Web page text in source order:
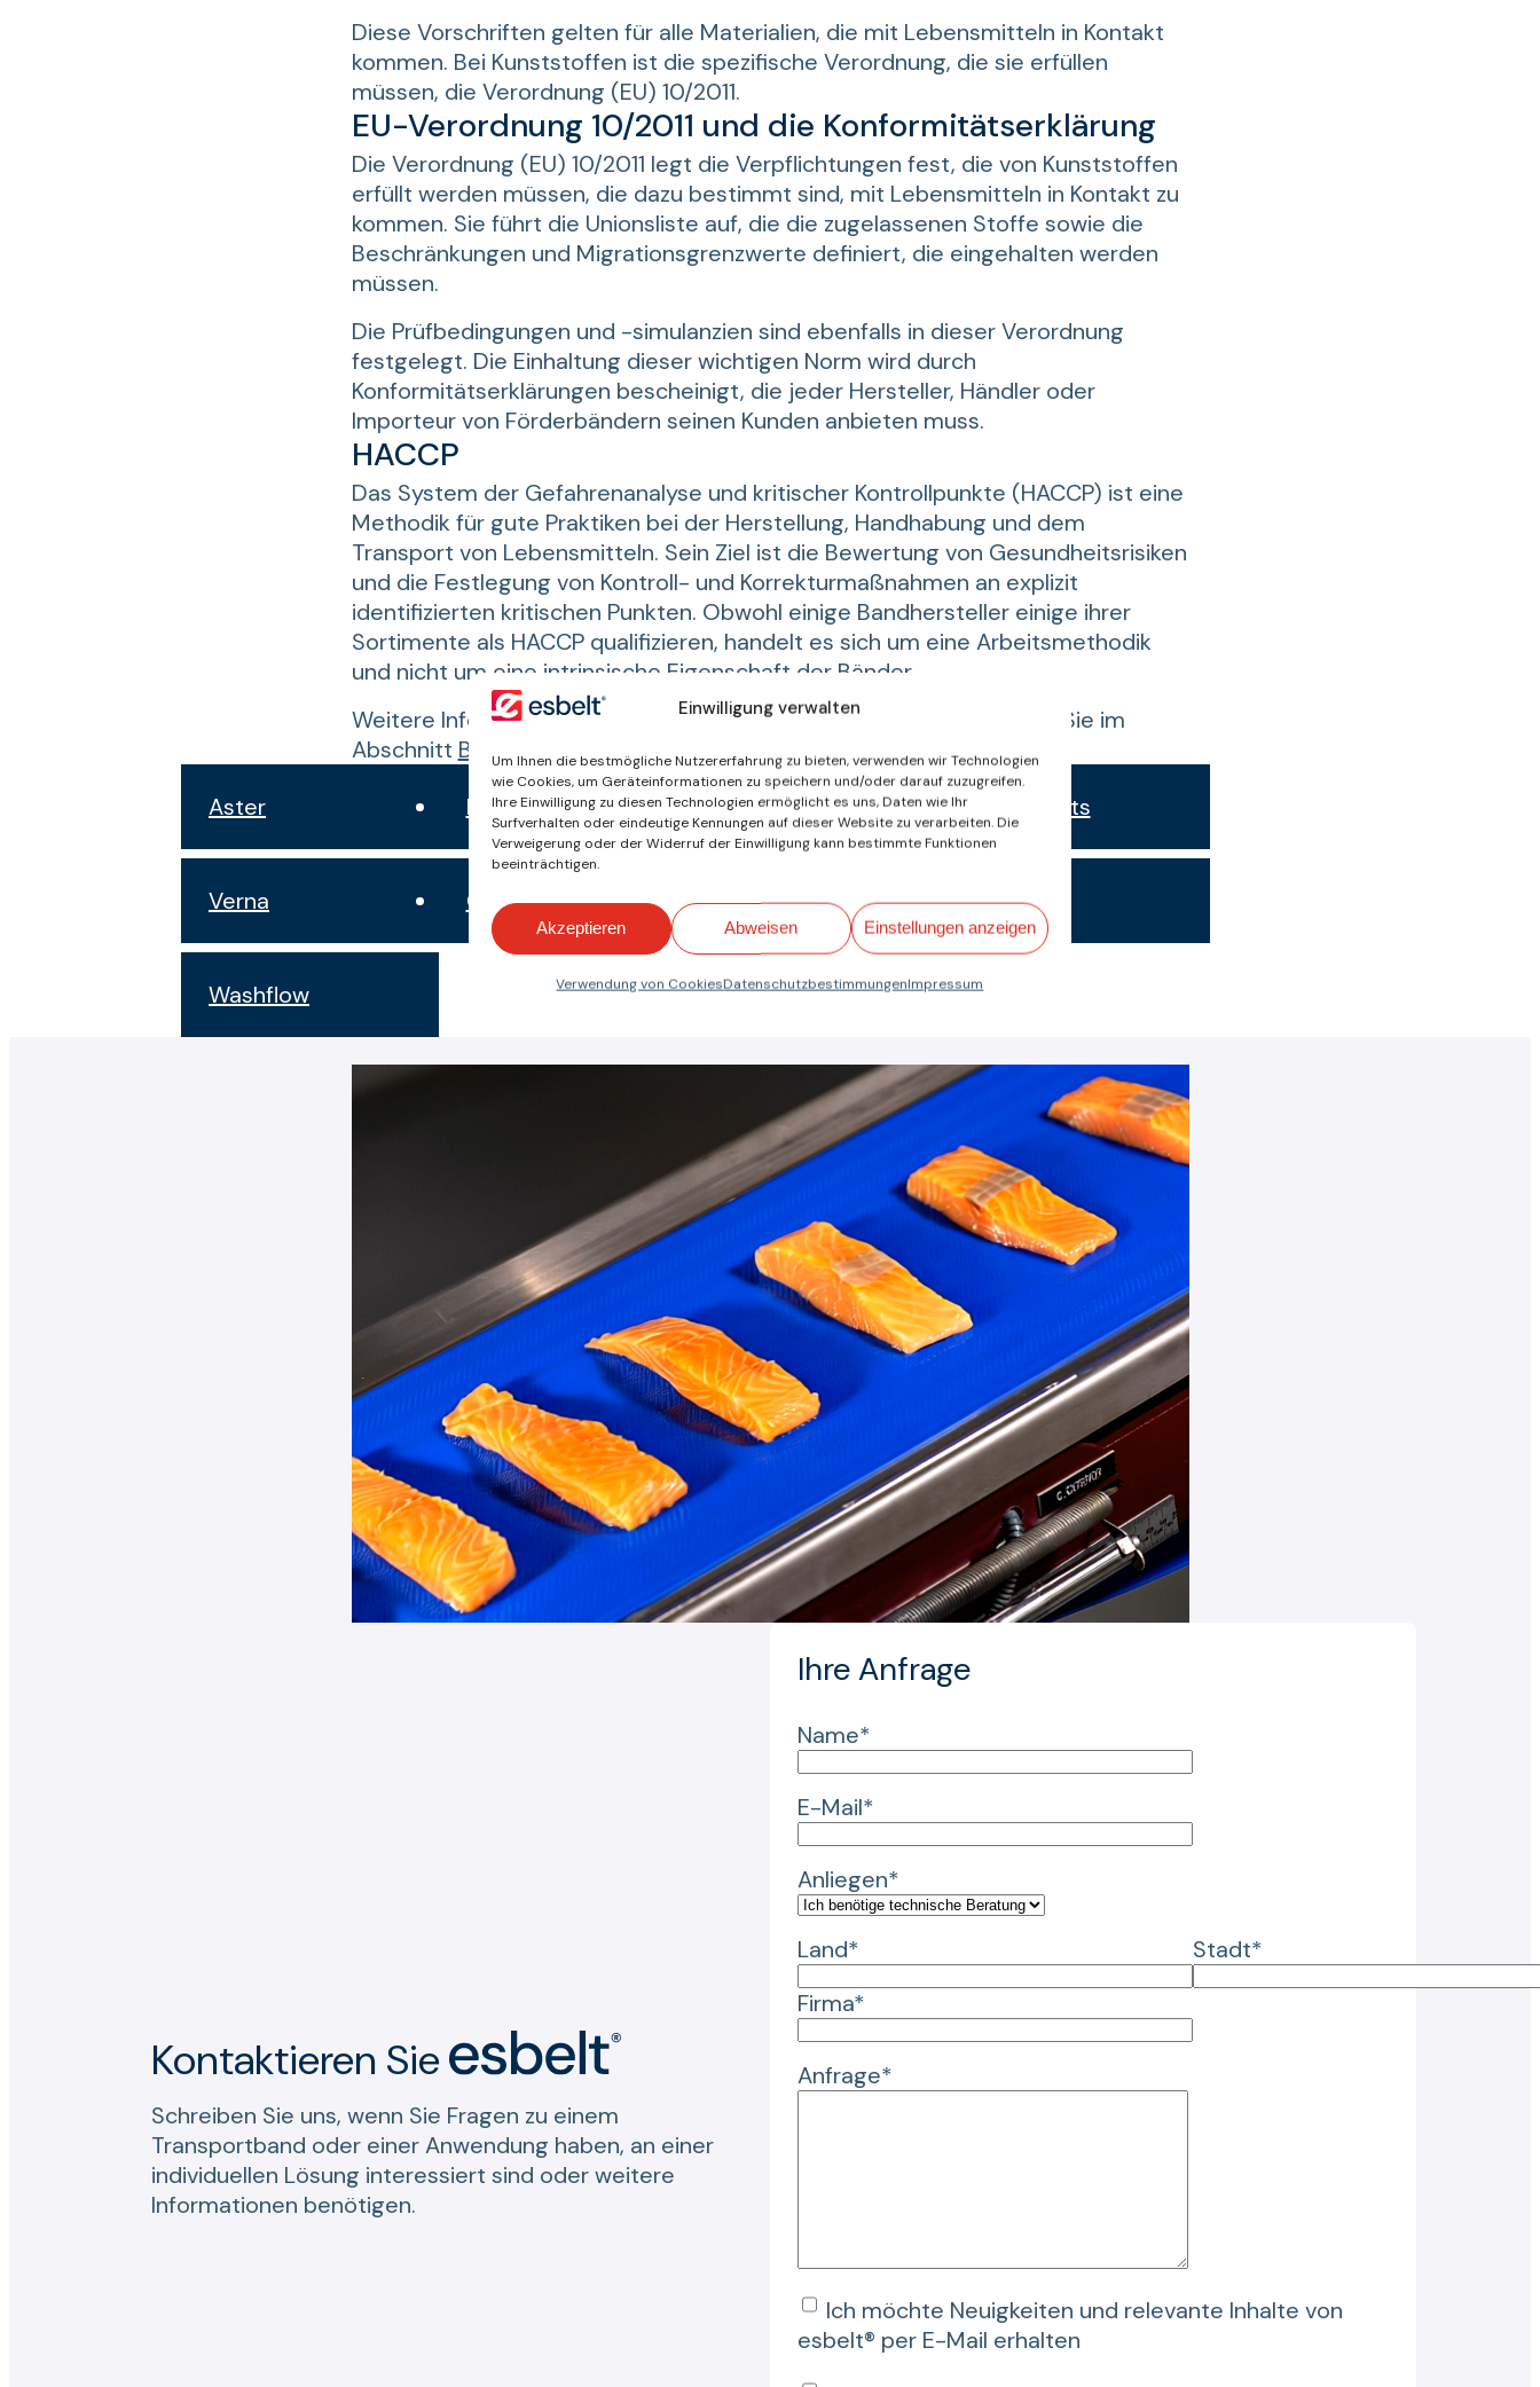
Einwilligung verwalten
Um Ihnen die bestmögliche Nutzererfahrung zu bieten, verwenden wir Technologien
wie Cookies, um Geräteinformationen zu speichern und/oder darauf zuzugreifen.
Ihre Einwilligung zu diesen Technologien ermöglicht es uns, Daten wie Ihr
Surfverhalten oder eindeutige Kennungen auf dieser Website zu verarbeiten. Die
Verweigerung oder der Widerruf der Einwilligung kann bestimmte Funktionen
beeinträchtigen.
Akzeptieren Abweisen Einstellungen anzeigen
Verwendung von CookiesDatenschutzbestimmungenImpressum
Diese Vorschriften gelten für alle Materialien, die mit Lebensmitteln in Kontakt
kommen. Bei Kunststoffen ist die spezifische Verordnung, die sie erfüllen
müssen, die Verordnung (EU) 10/2011.
EU-Verordnung 10/2011 und die Konformitätserklärung
Die Verordnung (EU) 10/2011 legt die Verpflichtungen fest, die von Kunststoffen
erfüllt werden müssen, die dazu bestimmt sind, mit Lebensmitteln in Kontakt zu
kommen. Sie führt die Unionsliste auf, die die zugelassenen Stoffe sowie die
Beschränkungen und Migrationsgrenzwerte definiert, die eingehalten werden
müssen.
Die Prüfbedingungen und -simulanzien sind ebenfalls in dieser Verordnung
festgelegt. Die Einhaltung dieser wichtigen Norm wird durch
Konformitätserklärungen bescheinigt, die jeder Hersteller, Händler oder
Importeur von Förderbändern seinen Kunden anbieten muss.
HACCP
Das System der Gefahrenanalyse und kritischer Kontrollpunkte (HACCP) ist eine
Methodik für gute Praktiken bei der Herstellung, Handhabung und dem
Transport von Lebensmitteln. Sein Ziel ist die Bewertung von Gesundheitsrisiken
und die Festlegung von Kontroll- und Korrekturmaßnahmen an explizit
identifizierten kritischen Punkten. Obwohl einige Bandhersteller einige ihrer
Sortimente als HACCP qualifizieren, handelt es sich um eine Arbeitsmethodik
und nicht um eine intrinsische Eigenschaft der Bänder.
Weitere Informationen über unsere Bänder in dieser Branche finden Sie im
Abschnitt Branchen/Lebensmittel
Aster
Novak Poler Meshbelts
Verna Clina Espot Febor
Washflow
Kontaktieren Sie
Schreiben Sie uns, wenn Sie Fragen zu einem
Transportband oder einer Anwendung haben, an einer
individuellen Lösung interessiert sind oder weitere
Informationen benötigen.
Ihre Anfrage
Name*
E-Mail*
Anliegen*
Land*
Stadt*
Firma*
Anfrage*
Ich möchte Neuigkeiten und relevante Inhalte von
esbelt® per E-Mail erhalten